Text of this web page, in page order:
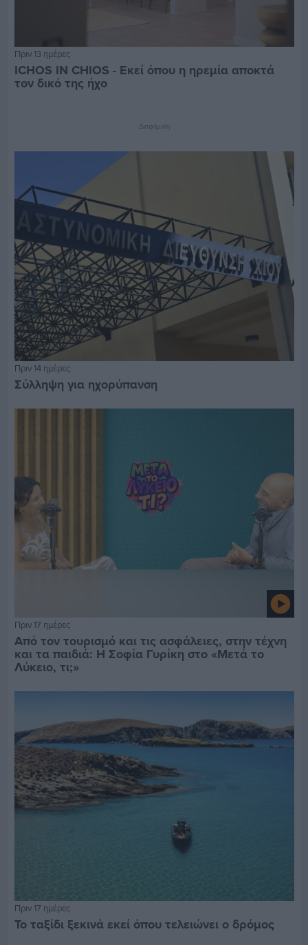
Πριν 13 ημέρες
ICHOS IN CHIOS - Εκεί όπου η ηρεμία αποκτά
τον δικό της ήχο
Διαφήμιση
Πριν 14 ημέρες
Σύλληψη για ηχορύπανση
Πριν 17 ημέρες
Από τον τουρισμό και τις ασφάλειες, στην τέχνη
και τα παιδιά: Η Σοφία Γυρίκη στο «Μετά το
Λύκειο, τι;»
Πριν 17 ημέρες
Το ταξίδι ξεκινά εκεί όπου τελειώνει ο δρόμος